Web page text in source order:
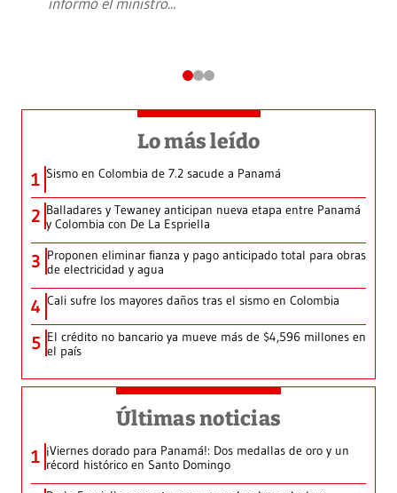
Lo más leído
1 Sismo en Colombia de 7.2 sacude a Panamá
2 Balladares y Tewaney anticipan nueva etapa entre Panamá
y Colombia con De La Espriella
3 Proponen eliminar fianza y pago anticipado total para obras
de electricidad y agua
4 Cali sufre los mayores daños tras el sismo en Colombia
5 El crédito no bancario ya mueve más de $4,596 millones en
el país
Últimas noticias
1 ¡Viernes dorado para Panamá!: Dos medallas de oro y un
récord histórico en Santo Domingo